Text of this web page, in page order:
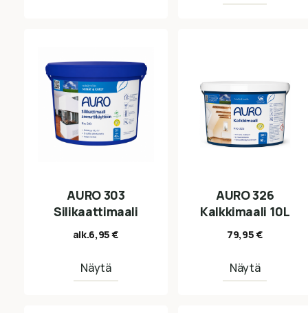
AURO 303
Silikaattimaali
alk.6,95€
Näytä
AURO 326
Kalkkimaali 10L
79,95€
Näytä